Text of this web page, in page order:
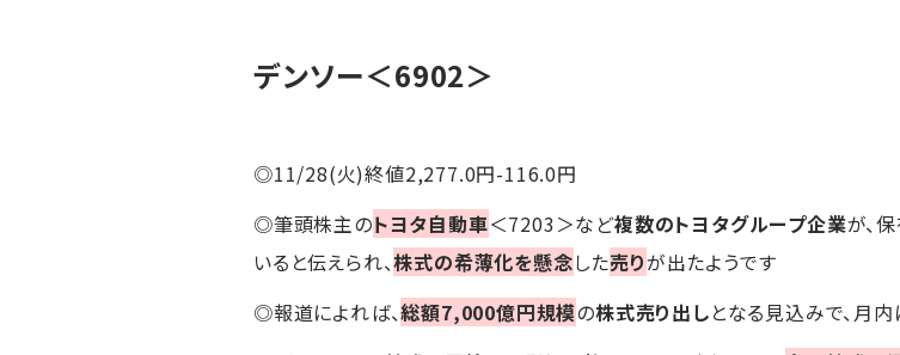
デンソー＜6902＞
◎11/28(火)終値2,277.0円-116.0円
◎筆頭株主のトヨタ自動車＜7203＞など複数のトヨタグループ企業が、
いると伝えられ、株式の希薄化を懸念した売りが出たようです
◎報道によれば、総額7,000億円規模の株式売り出しとなる見込みで、月